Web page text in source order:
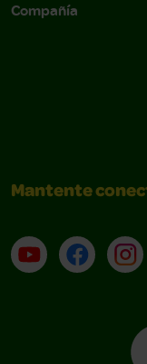
Compañía
Mantente
YouTube (en